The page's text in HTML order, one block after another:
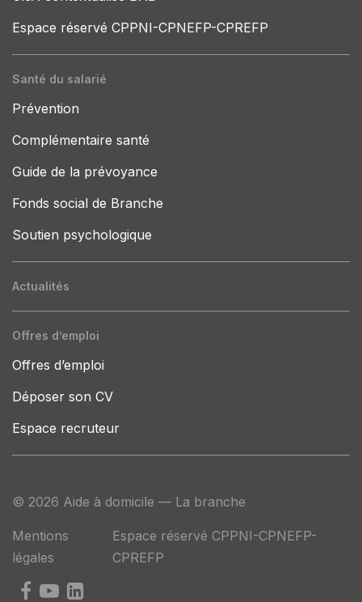
Espace réservé CPPNI-CPNEFP-CPREFP
Santé du salarié
Prévention
Complémentaire santé
Guide de la prévoyance
Fonds social de Branche
Soutien psychologique
Actualités
Offres d’emploi
Offres d’emploi
Déposer son CV
Espace recruteur
© 2026 Aide à domicile — La branche
Mentions
légales
Espace réservé CPPNI-CPNEFP-
CPREFP